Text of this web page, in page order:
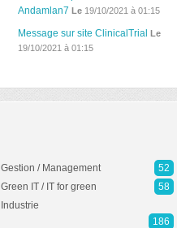
Andamlan7 Le19/10/2021 à 01:15
Message sur site ClinicalTrial Le
19/10/2021 à 01:15
Gestion / Management
52
Green IT / IT for green
58
Industrie
186